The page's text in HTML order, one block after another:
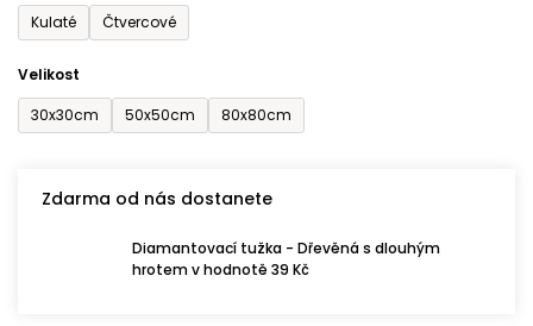
Kulaté
Čtvercové
Velikost
30x30cm
50x50cm 80x80cm
Zdarma od nás dostanete
Diamantovací tužka - Dřevěná s dlouhým
hrotem v hodnotě 39 Kč